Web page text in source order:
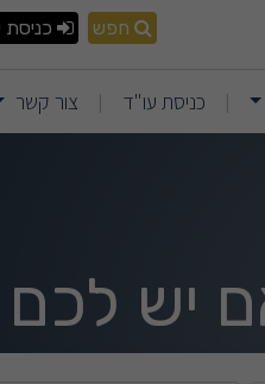
חפש כניסת
| כניסת עו"ד | צור קשר
יש לכם